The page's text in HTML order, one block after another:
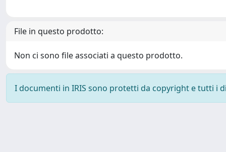
File in questo prodotto:
Non ci sono file associati a questo prodotto.
I documenti in IRIS sono protetti da copyright e tutti i